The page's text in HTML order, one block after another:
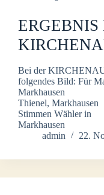
ERGEBNIS
Bei der
folgendes Bild: Für
Markhausen
Thienel,
Stimmen Wähler in
admin
22.